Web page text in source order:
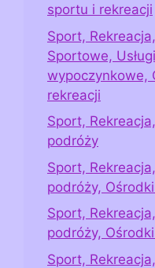
sportu i rekreacji
Sport,
Sportowe,
wypoczynkowe,
rekreacji
Sport,
podróży
Sport,
podróży,
Sport,
podróży,
Sport,